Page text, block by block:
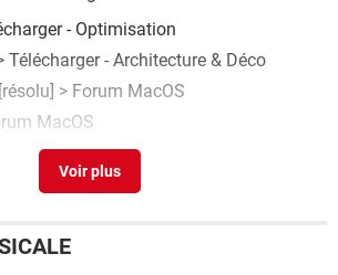
- Optimisation
Télécharger - Architecture & Déco
[résolu] > Forum MacOS
MacOS
?[résolu] >Forum MacOS